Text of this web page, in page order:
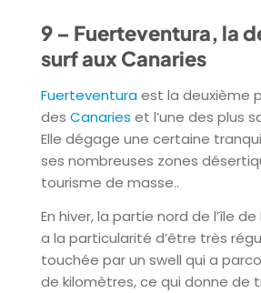
9 – Fuerteventura, la
surf aux Canaries
Fuerteventuraest la deuxième
des Canaries et l’une des plus
Elle dégage une certaine
ses nombreuses zones
tourisme de masse..
En hiver, la partie nord de l’île
a la particularité d’être très
touchée par un swell qui a
de kilomètres, ce qui donne de